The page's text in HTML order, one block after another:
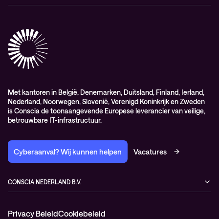
General Sales and Delivery Conditions (EN)
General Purchasing Conditions (EN)
Healthcare Services
Lifecycle
Service delivery platform (CNS)
Met kantoren in België, Denemarken, Duitsland, Finland, Ierland,
Nederland, Noorwegen, Slovenië, Verenigd Koninkrijk en Zweden
is Conscia de toonaangevende Europese leverancier van veilige,
betrouwbare IT-infrastructuur.
Cyberaanval? Wij kunnen helpen Vacatures
CONSCIA NEDERLAND B.V.
Nederland
Privacy BeleidCookiebeleid